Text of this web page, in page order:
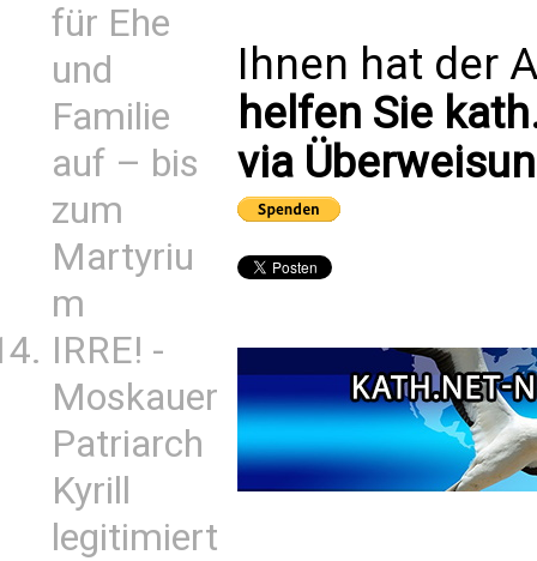
für Ehe
und
Familie
auf – bis
zum
Martyriu
m
IRRE! -
Moskauer
Patriarch
Kyrill
legitimiert
Ihnen hat der
helfen Sie
via